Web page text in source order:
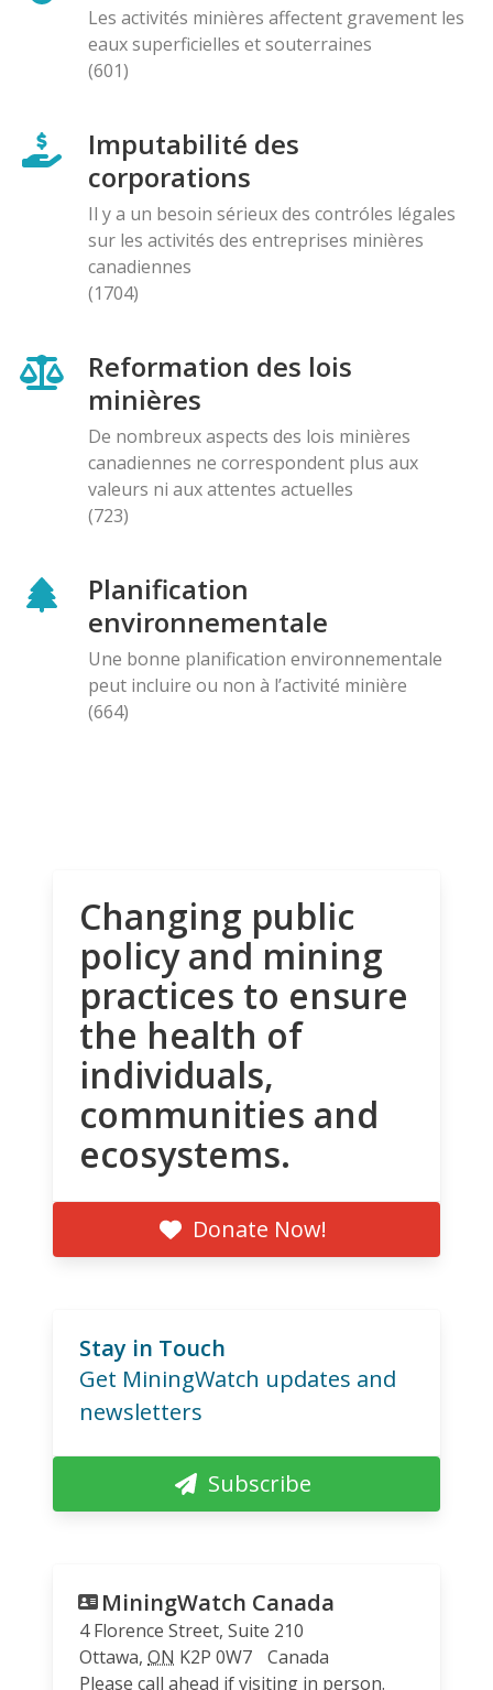
Les activités minières affectent gravement les
eaux superficielles et souterraines
(601)
Imputabilité des
corporations
Il y a un besoin sérieux des contróles légales
sur les activités des entreprises minières
canadiennes
(1704)
Reformation des lois
minières
De nombreux aspects des lois minières
canadiennes ne correspondent plus aux
valeurs ni aux attentes actuelles
(723)
Planification
environnementale
Une bonne planification environnementale
peut incluire ou non à l’activité minière
(664)
Changing public
policy and mining
practices to ensure
the health of
individuals,
communities and
ecosystems.
Donate Now!
Stay in Touch
Get MiningWatch updates and
newsletters
Subscribe
MiningWatch Canada
4 Florence Street, Suite 210
Ottawa, ON K2P 0W7
Canada
Please call ahead if visiting in person.